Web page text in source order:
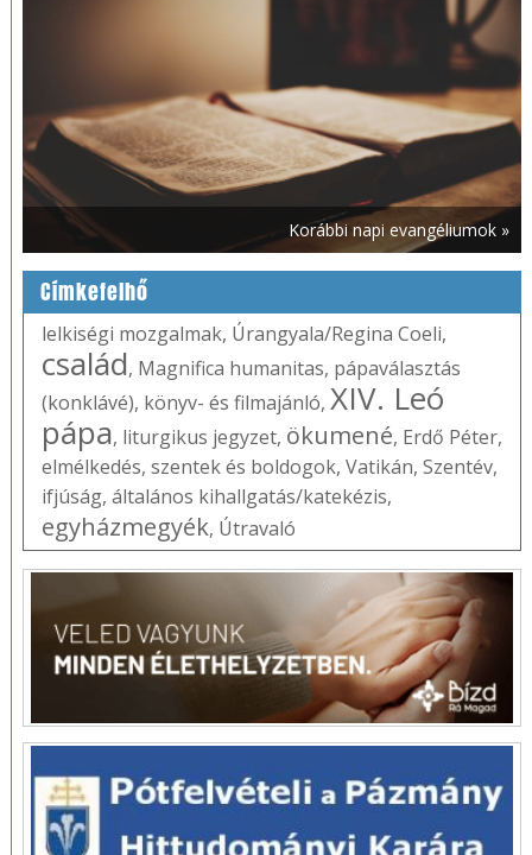
Korábbi napi evangéliumok »
Címkefelhő
lelkiségi mozgalmak, Úrangyala/Regina Coeli,
család, Magnifica humanitas, pápaválasztás
(konklávé), könyv- és filmajánló, XIV. Leó
pápa, liturgikus jegyzet, ökumené, Erdő Péter,
elmélkedés, szentek és boldogok, Vatikán, Szentév,
ifjúság, általános kihallgatás/katekézis,
egyházmegyék, Útravaló